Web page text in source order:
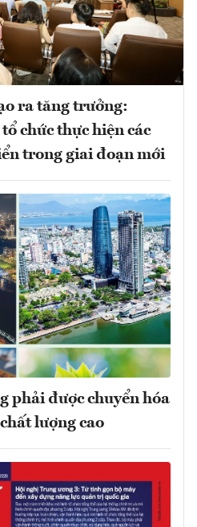
ra tăng trưởng:
chức thực hiện các
trong giai đoạn mới
phải được chuyển hóa
lượng cao